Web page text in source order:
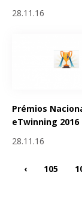
28.11.16
Prémios
eTwinning 2016
28.11.16
‹ 105